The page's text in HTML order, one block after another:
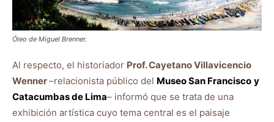
Óleo de Miguel Brenner.
Al respecto, el historiador Prof. Cayetano Villavicencio
Wenner–relacionista público del Museo San Francisco y
Catacumbas de Lima– informó que se trata de una
exhibición artística cuyo tema central es el paisaje